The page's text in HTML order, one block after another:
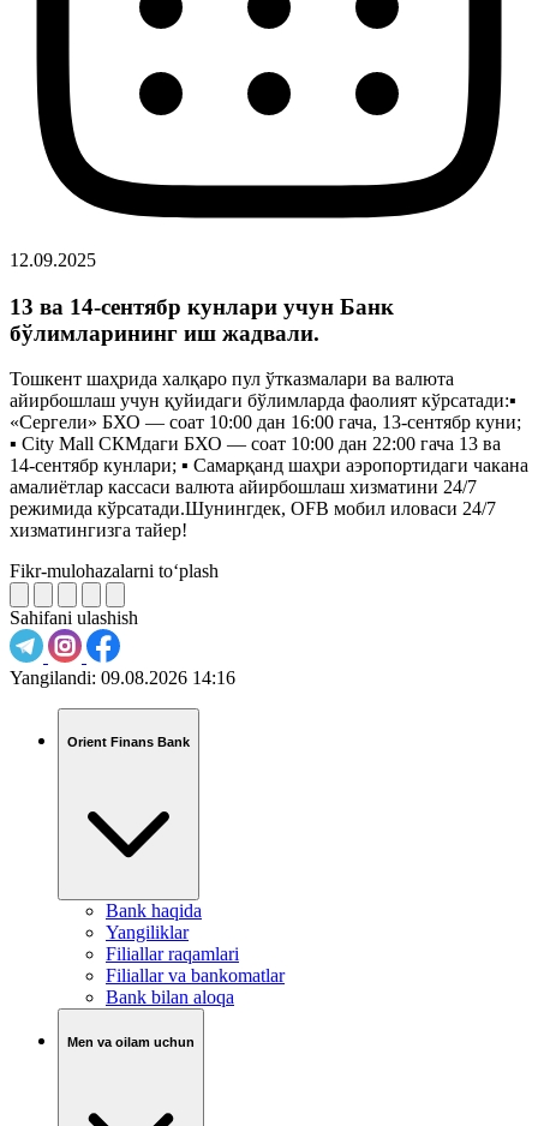
12.09.2025
13 ва 14-сентябр кунлари учун Банк
бўлимларининг иш жадвали.
Тошкент шаҳрида халқаро пул ўтказмалари ва валюта
айирбошлаш учун қуйидаги бўлимларда фаолият кўрсатади:▪️
«Сергели» БХО — соат 10:00 дан 16:00 гача, 13-сентябр куни;
▪️ City Mall СКМдаги БХО — соат 10:00 дан 22:00 гача 13 ва
14-сентябр кунлари; ▪️ Самарқанд шаҳри аэропортидаги чакана
амалиётлар кассаси валюта айирбошлаш хизматини 24/7
режимида кўрсатади.Шунингдек, OFB мобил иловаси 24/7
хизматингизга тайер!
Fikr-mulohazalarni to‘plash
Sahifani ulashish
Yangilandi: 09.08.2026 14:16
Orient Finans Bank
Bank haqida
Yangiliklar
Filiallar raqamlari
Filiallar va bankomatlar
Bank bilan aloqa
Men va oilam uchun